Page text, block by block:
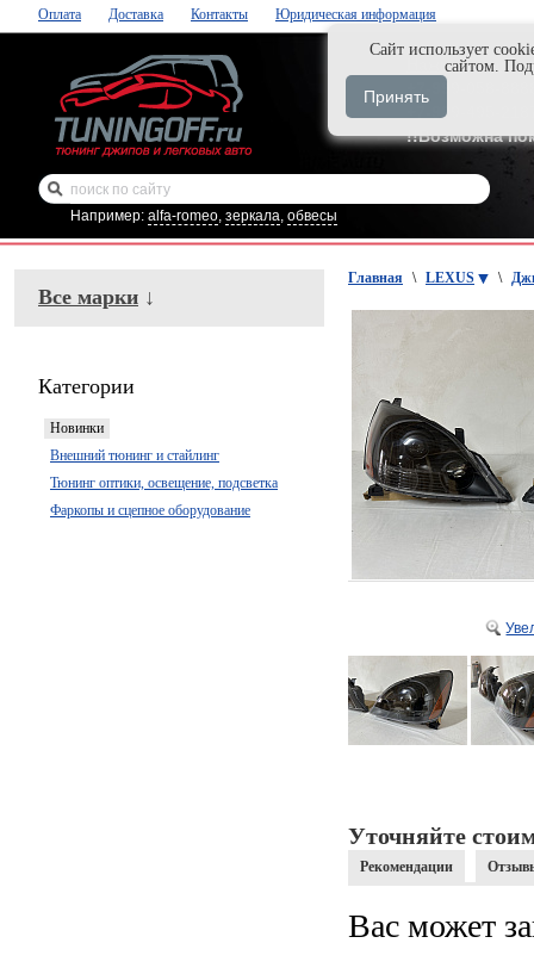
Оплата Доставка Контакты Юридическая информация
Нажми и
+7-929-495-
!!Возможна
Например: alfa-romeo, зеркала, обвесы
Все марки ↓
Категории
Новинки
Внешний тюнинг и стайлинг
Тюнинг оптики, освещение, подсветка
Фаркопы и сцепное оборудование
Главная \ LEXUS \
Уточняйте
Рекомендации
Вас может
Cайт использует
сайтом.
Принять